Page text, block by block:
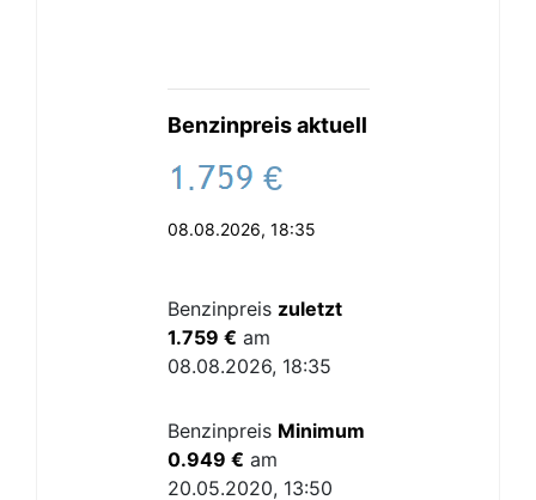
Benzinpreis aktuell
. €
08.08.2026, 18:35
Benzinpreis zuletzt
1.759 € am
08.08.2026, 18:35
Benzinpreis Minimum
0.949 € am
20.05.2020, 13:50